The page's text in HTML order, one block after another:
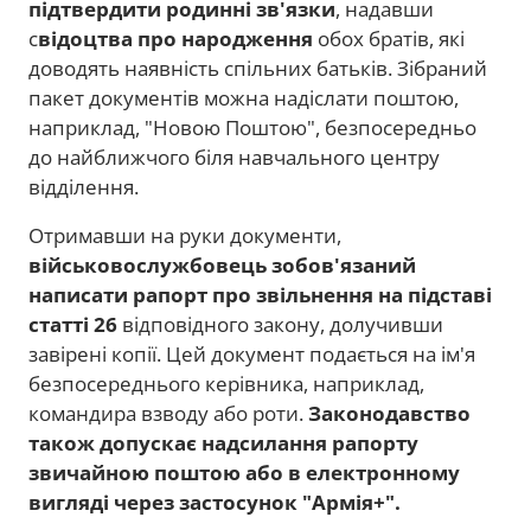
підтвердити родинні зв'язки, надавши
свідоцтва про народження обох братів, які
доводять наявність спільних батьків. Зібраний
пакет документів можна надіслати поштою,
наприклад, "Новою Поштою", безпосередньо
до найближчого біля навчального центру
відділення.
Отримавши на руки документи,
військовослужбовець зобов'язаний
написати рапорт про звільнення на підставі
статті 26 відповідного закону, долучивши
завірені копії. Цей документ подається на ім'я
безпосереднього керівника, наприклад,
командира взводу або роти.Законодавство
також допускає надсилання рапорту
звичайною поштою або в електронному
вигляді через застосунок "Армія+".